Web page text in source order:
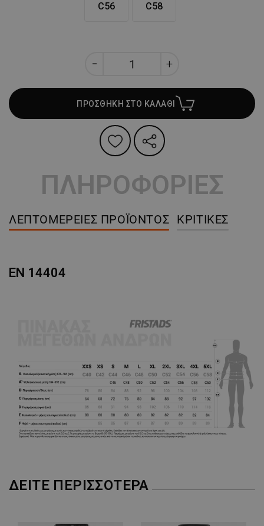
C56 C58
ΠΡΟΣΘΗΚΗ ΣΤΟ ΚΑΛΑΘΙ
ΠΛΗΡΟΦΟΡΙΕΣ
ΛΕΠΤΟΜΈΡΕΙΕΣ ΠΡΟΪΌΝΤΟΣ ΚΡΙΤΙΚΈΣ
EN 14404
ΔΕΊΤΕ ΠΕΡΙΣΣΌΤΕΡΑ